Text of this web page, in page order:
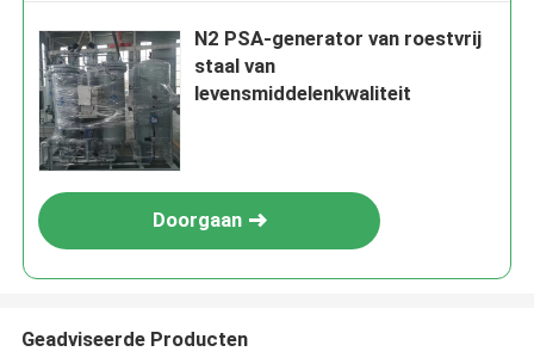
N2 PSA-generator van roestvrij
staal van
levensmiddelenkwaliteit
Doorgaan
Geadviseerde Producten